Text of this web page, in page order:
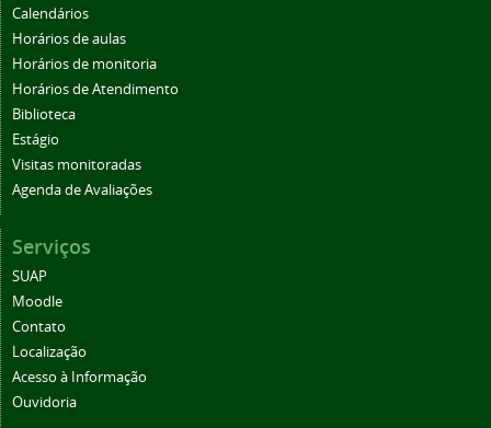
Calendários
Horários de aulas
Horários de monitoria
Horários de Atendimento
Biblioteca
Estágio
Visitas monitoradas
Agenda de Avaliações
Serviços
SUAP
Moodle
Contato
Localização
Acesso à Informação
Ouvidoria